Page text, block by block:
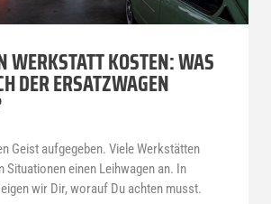
WERKSTATT KOSTEN: WAS
DER ERSATZWAGEN
Geist aufgegeben. Viele Werkstätten
Situationen einen Leihwagen an. In
wir Dir, worauf Du achten musst.